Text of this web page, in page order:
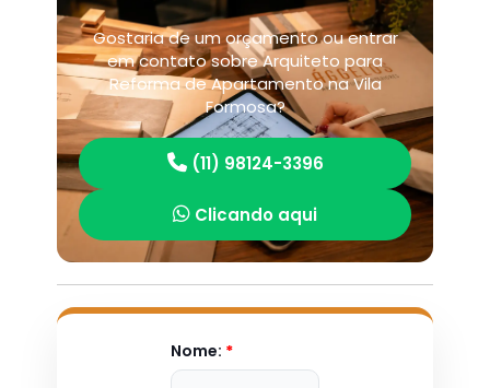
Gostaria de um orçamento ou entrar
em contato sobre Arquiteto para
Reforma de Apartamento na Vila
Formosa?
(11) 98124-3396
Clicando aqui
Nome: *